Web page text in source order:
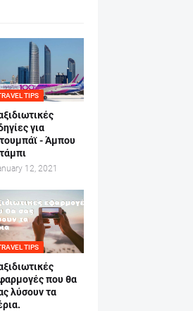
TIPS
για
- Άμπου
12, 2021
TIPS
που θα
λύσουν τα